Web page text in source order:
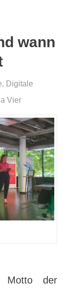
wann
, Digitale
Vier
Motto der